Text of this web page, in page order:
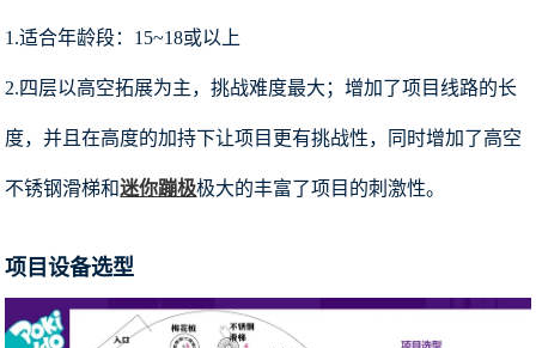
1.适合年龄段：15~18或以上
2.四层以高空拓展为主，挑战难度最大；增加了项目线路的长
度，并且在高度的加持下让项目更有挑战性，同时增加了高空
不锈钢滑梯和迷你蹦极极大的丰富了项目的刺激性。
项目设备选型